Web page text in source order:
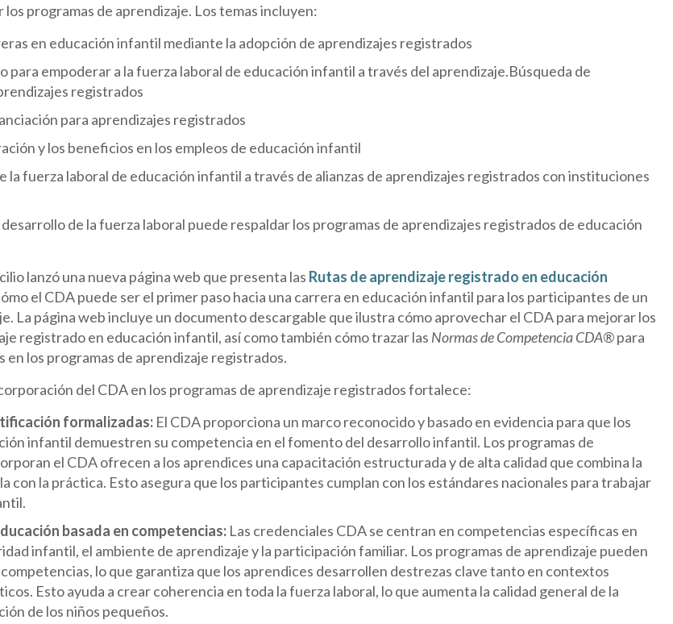
programas de aprendizaje. Los temas incluyen:
en educación infantil mediante la adopción de aprendizajes registrados
para empoderar a la fuerza laboral de educación infantil a través del aprendizaje.Búsqueda de
registrados
para aprendizajes registrados
y los beneficios en los empleos de educación infantil
la fuerza laboral de educación infantil a través de alianzas de aprendizajes registrados con instituciones
de la fuerza laboral puede respaldar los programas de aprendizajes registrados de educación
lanzó una nueva página web que presenta las Rutas de aprendizaje registrado en educación
el CDA puede ser el primer paso hacia una carrera en educación infantil para los participantes de un
La página web incluye un documento descargable que ilustra cómo aprovechar el CDA para mejorar los
registrado en educación infantil, así como también cómo trazar las Normas de Competencia CDA®para
en los programas de aprendizaje registrados.
del CDA en los programas de aprendizaje registrados fortalece:
formalizadas: El CDA proporciona un marco reconocido y basado en evidencia para que los
infantil demuestren su competencia en el fomento del desarrollo infantil. Los programas de
el CDA ofrecen a los aprendices una capacitación estructurada y de alta calidad que combina la
con la práctica. Esto asegura que los participantes cumplan con los estándares nacionales para trabajar
basada en competencias: Las credenciales CDA se centran en competencias específicas en
infantil, el ambiente de aprendizaje y la participación familiar. Los programas de aprendizaje pueden
lo que garantiza que los aprendices desarrollen destrezas clave tanto en contextos
Esto ayuda a crear coherencia en toda la fuerza laboral, lo que aumenta la calidad general de la
de los niños pequeños.